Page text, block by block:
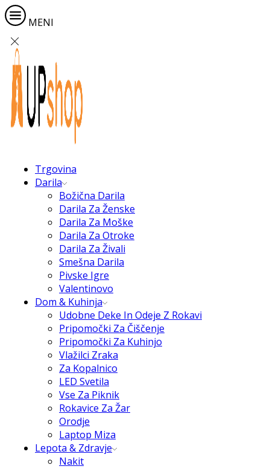
MENI
Trgovina
Darila
Božična Darila
Darila Za Ženske
Darila Za Moške
Darila Za Otroke
Darila Za Živali
Smešna Darila
Pivske Igre
Valentinovo
Dom & Kuhinja
Udobne Deke In Odeje Z Rokavi
Pripomočki Za Čiščenje
Pripomočki Za Kuhinjo
Vlažilci Zraka
Za Kopalnico
LED Svetila
Vse Za Piknik
Rokavice Za Žar
Orodje
Laptop Miza
Lepota & Zdravje
Nakit